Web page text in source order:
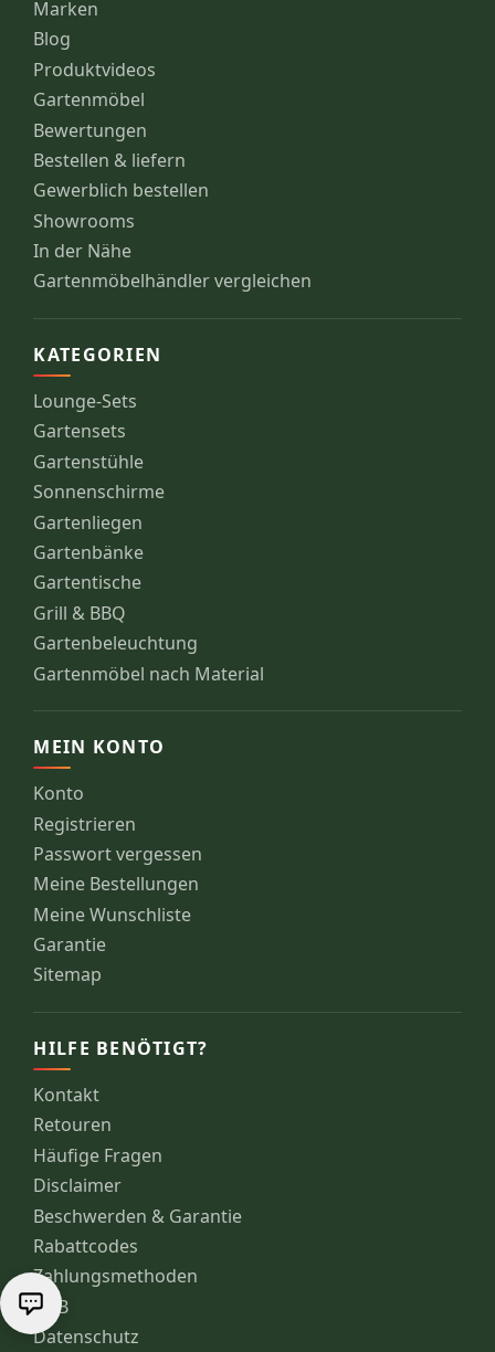
Marken
Blog
Produktvideos
Gartenmöbel
Bewertungen
Bestellen & liefern
Gewerblich bestellen
Showrooms
In der Nähe
Gartenmöbelhändler vergleichen
KATEGORIEN
Lounge-Sets
Gartensets
Gartenstühle
Sonnenschirme
Gartenliegen
Gartenbänke
Gartentische
Grill & BBQ
Gartenbeleuchtung
Gartenmöbel nach Material
MEIN KONTO
Konto
Registrieren
Passwort vergessen
Meine Bestellungen
Meine Wunschliste
Garantie
Sitemap
HILFE BENÖTIGT?
Kontakt
Retouren
Häufige Fragen
Disclaimer
Beschwerden & Garantie
Rabattcodes
Zahlungsmethoden
AGB
Datenschutz